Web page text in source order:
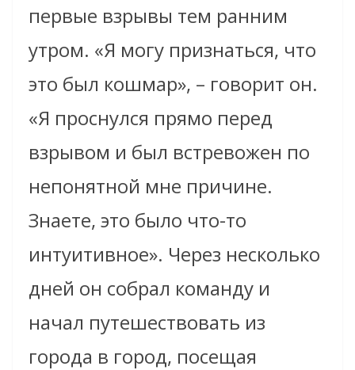
первые взрывы тем ранним
утром. «Я могу признаться, что
это был кошмар», – говорит он.
«Я проснулся прямо перед
взрывом и был встревожен по
непонятной мне причине.
Знаете, это было что-то
интуитивное». Через несколько
дней он собрал команду и
начал путешествовать из
города в город, посещая